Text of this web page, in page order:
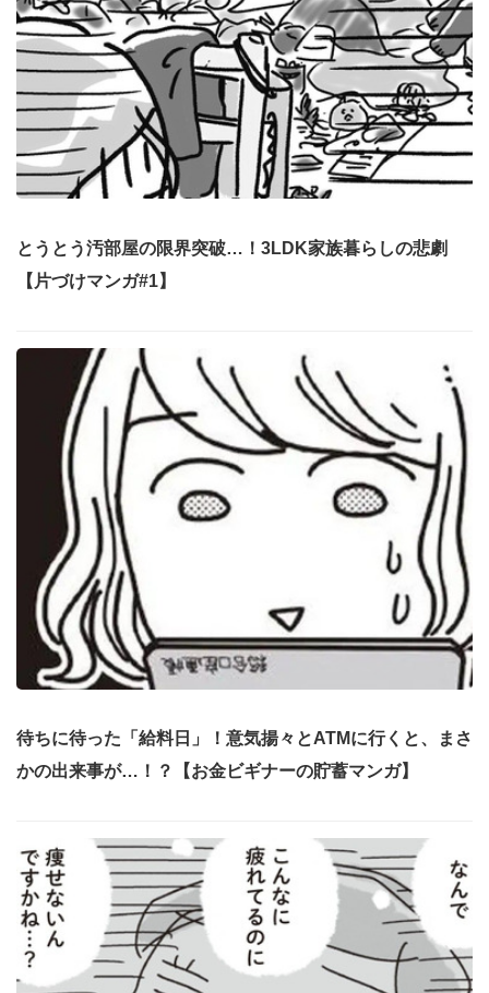
とうとう汚部屋の限界突破…！3LDK家族暮らしの悲劇
【片づけマンガ#1】
待ちに待った「給料日」！意気揚々とATMに行くと、まさ
かの出来事が…！？【お金ビギナーの貯蓄マンガ】